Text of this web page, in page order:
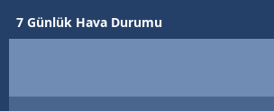
7 Günlük Hava Durumu